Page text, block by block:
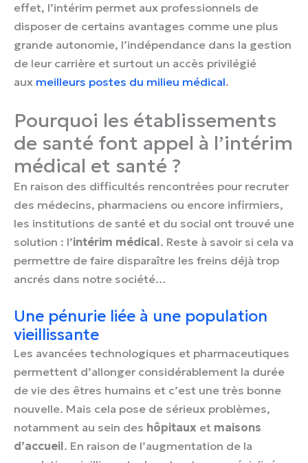
effet, l’intérim permet aux professionnels de
disposer de certains avantages comme une plus
grande autonomie, l’indépendance dans la gestion
de leur carrière et surtout un accès privilégié
aux meilleurs postes du milieu médical.
Pourquoi les établissements
de santé font appel à l’intérim
médical et santé ?
En raison des difficultés rencontrées pour recruter
des médecins, pharmaciens ou encore infirmiers,
les institutions de santé et du social ont trouvé une
solution : l’intérim médical. Reste à savoir si cela va
permettre de faire disparaître les freins déjà trop
ancrés dans notre société…
Une pénurie liée à une population
vieillissante
Les avancées technologiques et pharmaceutiques
permettent d’allonger considérablement la durée
de vie des êtres humains et c’est une très bonne
nouvelle. Mais cela pose de sérieux problèmes,
notamment au sein des hôpitaux et maisons
d’accueil. En raison de l’augmentation de la